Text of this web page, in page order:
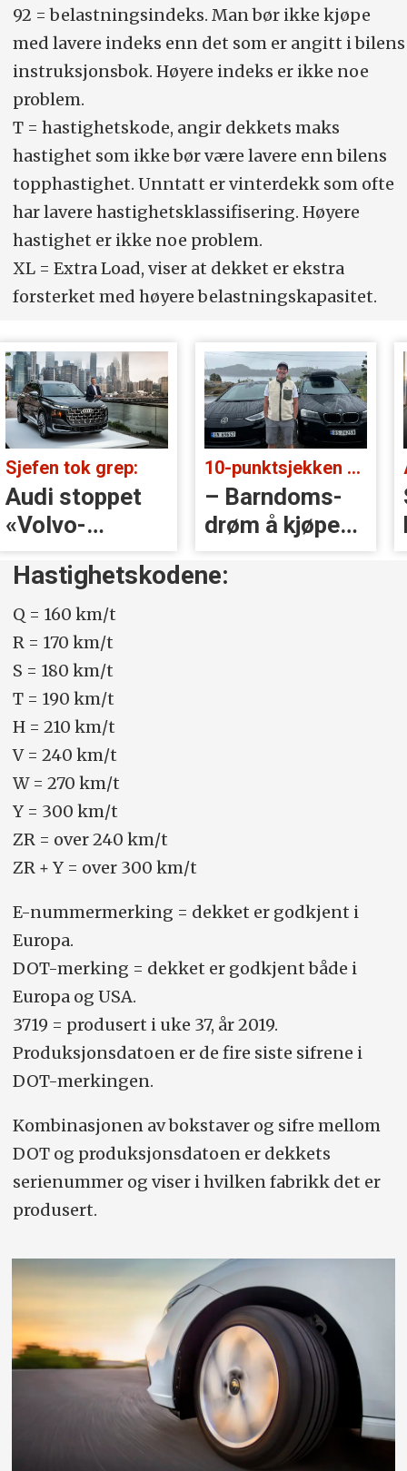
92 = belastningsindeks. Man bør ikke kjøpe
med lavere indeks enn det som er angitt i bilens
instruksjonsbok. Høyere indeks er ikke noe
problem.
T = hastighetskode, angir dekkets maks
hastighet som ikke bør være lavere enn bilens
topphastighet. Unntatt er vinterdekk som ofte
har lavere hastighetsklassifisering. Høyere
hastighet er ikke noe problem.
XL = Extra Load, viser at dekket er ekstra
forsterket med høyere belastningskapasitet.
– Barndoms­
drøm å kjøpe
BMW
Se de første
bildene av nye
A2 e-tron
Hastighetskodene:
Q = 160 km/t
R = 170 km/t
S = 180 km/t
T = 190 km/t
H = 210 km/t
V = 240 km/t
W = 270 km/t
Y = 300 km/t
ZR = over 240 km/t
ZR + Y = over 300 km/t
E-nummermerking = dekket er godkjent i
Europa.
DOT-merking = dekket er godkjent både i
Europa og USA.
3719 = produsert i uke 37, år 2019.
Produksjonsdatoen er de fire siste sifrene i
DOT-merkingen.
Kombinasjonen av bokstaver og sifre mellom
DOT og produksjonsdatoen er dekkets
serienummer og viser i hvilken fabrikk det er
produsert.